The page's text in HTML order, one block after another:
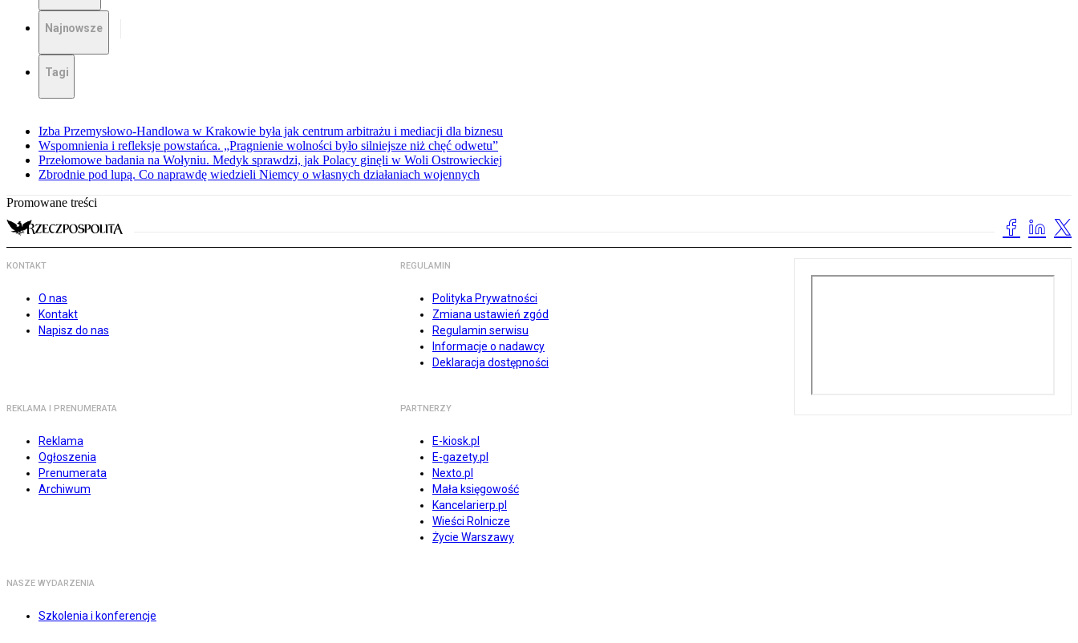
Najnowsze
Tagi
Izba Przemysłowo-Handlowa w Krakowie była jak centrum arbitrażu i mediacji dla biznesu
Wspomnienia i refleksje powstańca. „Pragnienie wolności było silniejsze niż chęć odwetu”
Przełomowe badania na Wołyniu. Medyk sprawdzi, jak Polacy ginęli w Woli Ostrowieckiej
Zbrodnie pod lupą. Co naprawdę wiedzieli Niemcy o własnych działaniach wojennych
Promowane treści
KONTAKT
O nas
Kontakt
Napisz do nas
REGULAMIN
Polityka Prywatności
Zmiana ustawień zgód
Regulamin serwisu
Informacje o nadawcy
Deklaracja dostępności
REKLAMA I PRENUMERATA
Reklama
Ogłoszenia
Prenumerata
Archiwum
PARTNERZY
E-kiosk.pl
E-gazety.pl
Nexto.pl
Mała księgowość
Kancelarierp.pl
Wieści Rolnicze
Życie Warszawy
NASZE WYDARZENIA
Szkolenia i konferencje